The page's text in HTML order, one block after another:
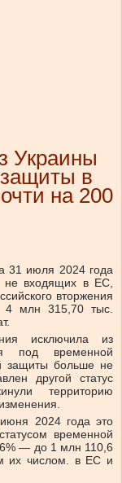
Украины
в
на 200
31 июля 2024 года
не входящих в ЕС,
вторжения
4 млн 315,70 тыс.
исключила из
под временной
защиты больше не
другой статус
территорию
2024 года это
временной
— до 1 млн 110,6
их числом. в ЕС и